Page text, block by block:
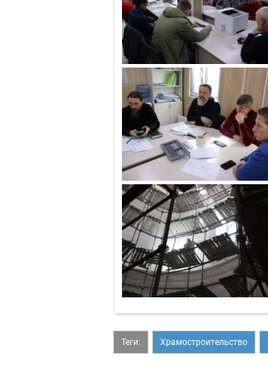
Теги: Храмостроительство